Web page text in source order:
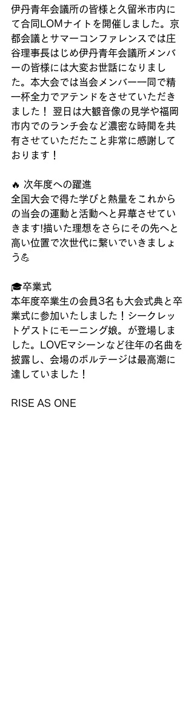
伊丹青年会議所の皆様と久留米市内に
て合同LOMナイトを開催しました。京
都会議とサマーコンファレンスでは庄
谷理事長はじめ伊丹青年会議所メンバ
ーの皆様には大変お世話になりまし
た。本大会では当会メンバー一同で精
一杯全力でアテンドをさせていただき
ました！ 翌日は大観音像の見学や福岡
市内でのランチ会など濃密な時間を共
有させていただたこと非常に感謝して
おります！
🔥 次年度への躍進
全国大会で得た学びと熱量をこれから
の当会の運動と活動へと昇華させてい
きます!描いた理想をさらにその先へと
高い位置で次世代に繋いでいきましょ
う💪
🎓卒業式
本年度卒業生の会員3名も大会式典と卒
業式に参加いたしました！シークレッ
トゲストにモーニング娘。が登場しま
した。LOVEマシーンなど往年の名曲を
披露し、会場のボルテージは最高潮に
達していました！
RISE AS ONE